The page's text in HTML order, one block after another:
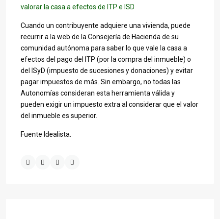
valorar la casa a efectos de ITP e ISD
Cuando un contribuyente adquiere una vivienda, puede
recurrir a la web de la Consejería de Hacienda de su
comunidad autónoma para saber lo que vale la casa a
efectos del pago del ITP (por la compra del inmueble) o
del ISyD (impuesto de sucesiones y donaciones) y evitar
pagar impuestos de más. Sin embargo, no todas las
Autonomías consideran esta herramienta válida y
pueden exigir un impuesto extra al considerar que el valor
del inmueble es superior.
Fuente Idealista.